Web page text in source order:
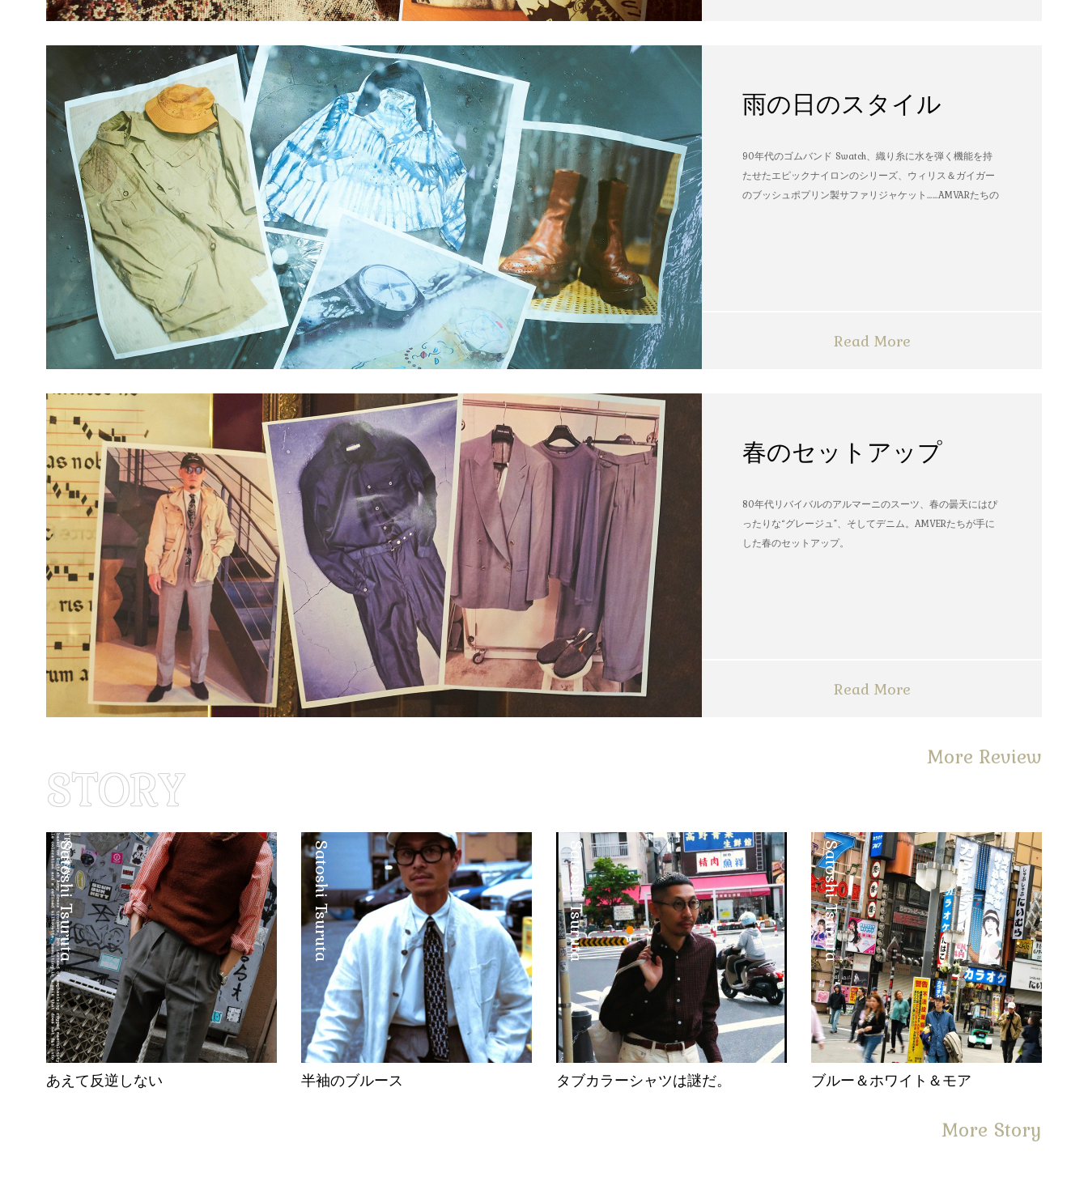
雨の日のスタイル
90年代のゴムバンド Swatch、織り糸に水を弾く機能を持
たせたエピックナイロンのシリーズ、ウィリス＆ガイガー
のブッシュポプリン製サファリジャケット……AMVARたちの
Read More
春のセットアップ
80年代リバイバルのアルマーニのスーツ、春の曇天にはぴ
ったりな“グレージュ”、そしてデニム。AMVERたちが手に
した春のセットアップ。
Read More
More Review
Satoshi Tsuruta
あえて反逆しない
Satoshi Tsuruta
半袖のブルース
Satoshi Tsuruta
タブカラーシャツは謎だ。
Satoshi Tsuruta
ブルー＆ホワイト＆モア
More Story